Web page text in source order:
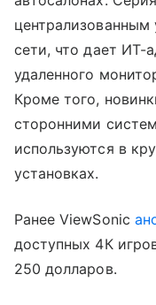
централизованным
сети, что дает ИТ-
удаленного
Кроме того,
сторонними
используются в
установках.
Ранее ViewSonic
доступных 4К
250 долларов.